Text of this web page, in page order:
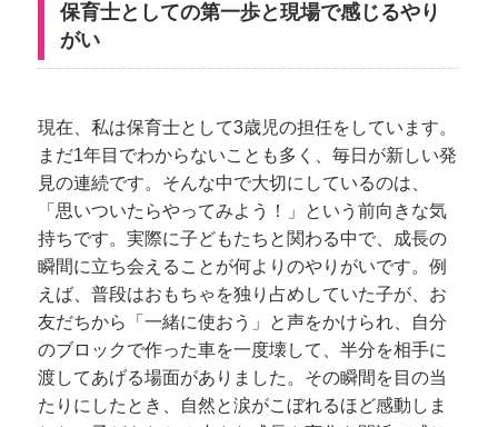
保育士としての第一歩と現場で感じるやり
がい
現在、私は保育士として3歳児の担任をしています。
まだ1年目でわからないことも多く、毎日が新しい発
見の連続です。そんな中で大切にしているのは、
「思いついたらやってみよう！」という前向きな気
持ちです。実際に子どもたちと関わる中で、成長の
瞬間に立ち会えることが何よりのやりがいです。例
えば、普段はおもちゃを独り占めしていた子が、お
友だちから「一緒に使おう」と声をかけられ、自分
のブロックで作った車を一度壊して、半分を相手に
渡してあげる場面がありました。その瞬間を目の当
たりにしたとき、自然と涙がこぼれるほど感動しま